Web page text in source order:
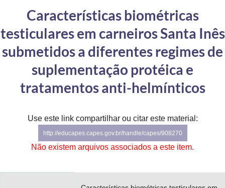
Controladoria-Geral da União
Secretaria de Governo
Advocacia-Geral da União
Banco Central do Brasil
Planalto
Características biométricas
testiculares em carneiros Santa Inês
submetidos a diferentes regimes de
suplementação protéica e
tratamentos anti-helmínticos
Use este link compartilhar ou citar este material:
http://educapes.capes.gov.br/handle/capes/908270
Não existem arquivos associados a este item.